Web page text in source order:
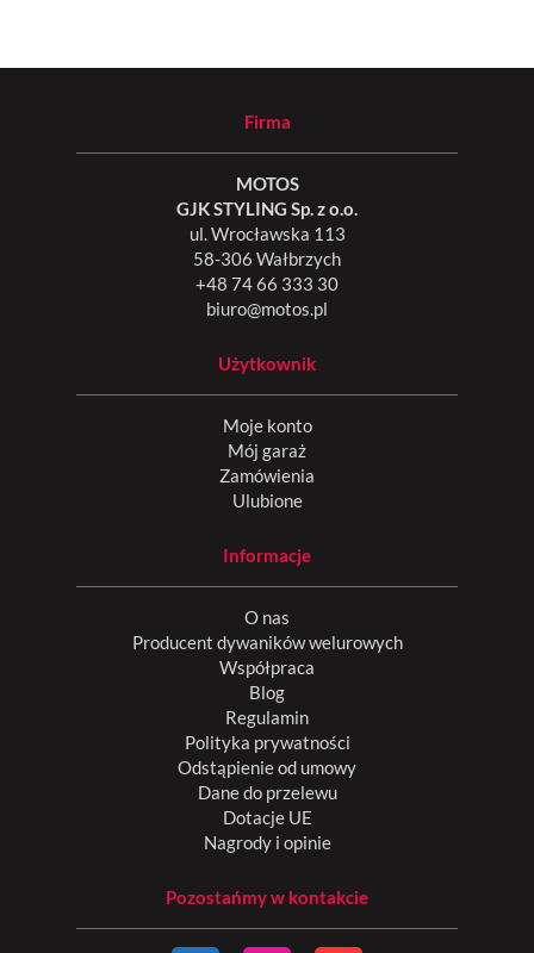
Firma
MOTOS
GJK STYLING Sp. z o.o.
ul. Wrocławska 113
58-306 Wałbrzych
+48 74 66 333 30
biuro@motos.pl
Użytkownik
Moje konto
Mój garaż
Zamówienia
Ulubione
Informacje
O nas
Producent dywaników welurowych
Współpraca
Blog
Regulamin
Polityka prywatności
Odstąpienie od umowy
Dane do przelewu
Dotacje UE
Nagrody i opinie
Pozostańmy w kontakcie